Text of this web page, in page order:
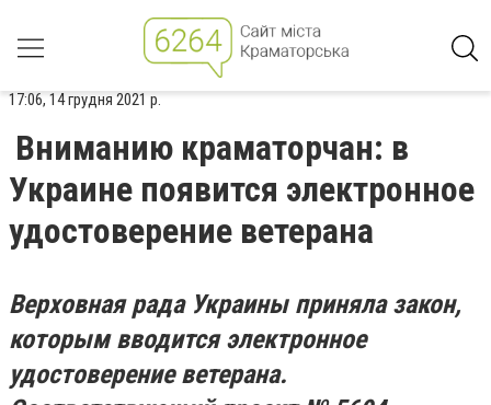
17:06, 14 грудня 2021 р.
Вниманию краматорчан: в
Украине появится электронное
удостоверение ветерана
Верховная рада Украины приняла закон,
которым вводится электронное
удостоверение ветерана.